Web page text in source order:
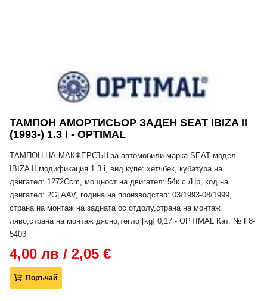
ТАМПОН АМОРТИСЬОР ЗАДЕН SEAT IBIZA II
(1993-) 1.3 I - OPTIMAL
ТАМПОН НА МАКФЕРСЪН за автомобили марка SEAT модел
IBIZA II модификация 1.3 i, вид купе: хетчбек, кубатура на
двигател: 1272Ccm, мощност на двигател: 54к.с./Hp, код на
двигател: 2G| AAV, година на производство: 03/1993-08/1999,
страна на монтаж на задната ос отдолу,страна на монтаж
ляво,страна на монтаж дясно,тегло [kg] 0,17 - OPTIMAL Кат. № F8-
5403
4,00 лв / 2,05 €
Поръчай